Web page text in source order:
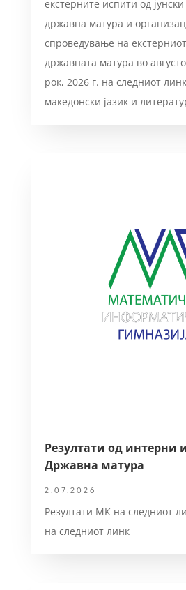
екстерните испити од
државна матура и
спроведување на
државната матура во
рок, 2026 г. на следниот
македонски јазик и
Резултати од интерни
Државна матура
2.07.2026
Резултати MK на следниот
на следниот линк